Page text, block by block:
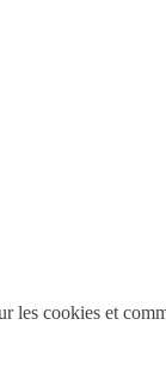
cookies et